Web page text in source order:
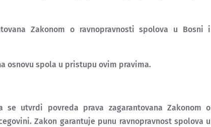
Zakonom o ravnopravnosti spolova u Bosni i
osnovu spola u pristupu ovim pravima.
utvrdi povreda prava zagarantovana Zakonom o
Zakon garantuje punu ravnopravnost spolova u